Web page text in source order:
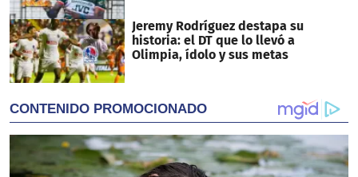
Jeremy Rodríguez destapa su
historia: el DT que lo llevó a
Olimpia, ídolo y sus metas